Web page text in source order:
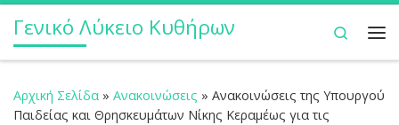
Μετάβαση στο περιεχόμενο
Γενικό Λύκειο Κυθήρων
Search
Αρχική Σελίδα » Ανακοινώσεις » Ανακοινώσεις της Υπουργού
Παιδείας και Θρησκευμάτων Νίκης Κεραμέως για τις